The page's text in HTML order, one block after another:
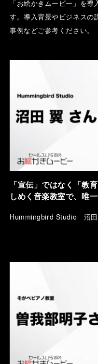
「お絵かきムービー」を
す。導入背景やビジネスの
事例などご参考ください。
「宣伝」ではなく「
しめく音楽教室で、唯
Hummingbird Studio 沼田